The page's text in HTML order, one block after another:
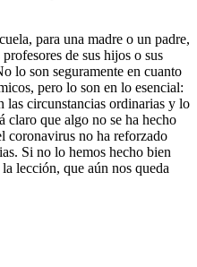
para una madre o un padre,
de sus hijos o sus
lo son seguramente en cuanto
pero lo son en lo esencial:
las circunstancias ordinarias y lo
claro que algo no se ha hecho
coronavirus no ha reforzado
Si no lo hemos hecho bien
lección, que aún nos queda